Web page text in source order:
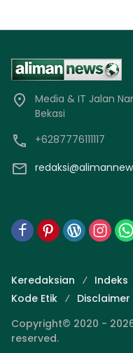
Media & IT Jalan
Bekasi
+6287776111117
Keredaksian Indeks
Kode Etik
Disclaimer
Copyright© 2020 -
reserved.